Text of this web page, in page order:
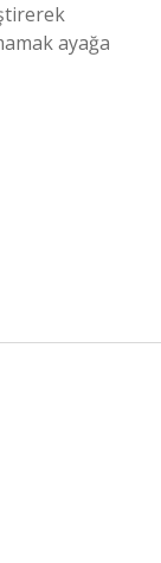
ayağa